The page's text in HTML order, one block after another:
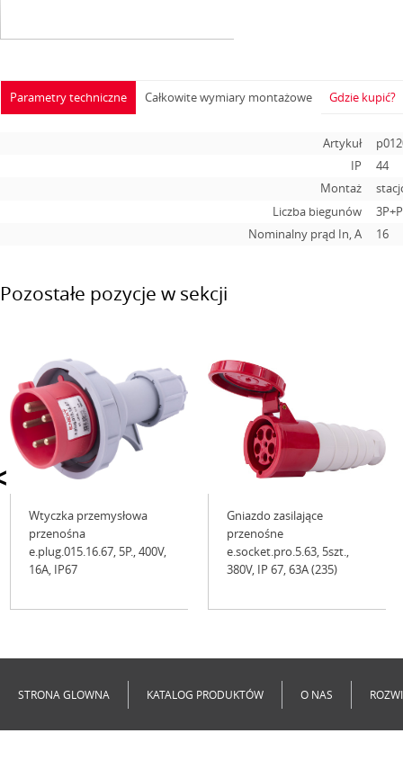
Parametry techniczne
Artykuł
IP
44
Montaż
Liczba biegunów
Nominalny prąd In, А
16
Całkowite wymiary montażowe Gdzie kupić?
Pozostałe pozycje w sekcji
Wtyczka przemysłowa
przenośna
e.plug.015.16.67, 5P., 400V,
16А, IP67
Gniazdo zasilające
przenośne
e.socket.pro.5.63, 5szt.,
380V, IP 67, 63A (235)
STRONA GLOWNA KATALOG PRODUKTÓW O NAS